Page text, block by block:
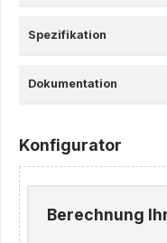
Spezifikation
Dokumentation
Konfigurator
Berechnung